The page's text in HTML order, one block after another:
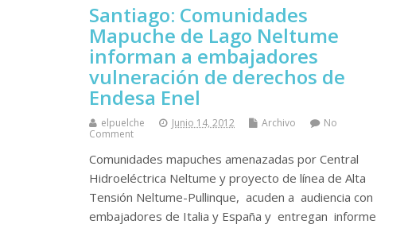
Santiago: Comunidades
Mapuche de Lago Neltume
informan a embajadores
vulneración de derechos de
Endesa Enel
elpuelche Junio 14, 2012 Archivo
No
Comment
Comunidades mapuches amenazadas por Central
Hidroeléctrica Neltume y proyecto de línea de Alta
Tensión Neltume-Pullinque, acuden a audiencia con
embajadores de Italia y España y entregan informe